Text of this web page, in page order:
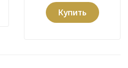
Купить